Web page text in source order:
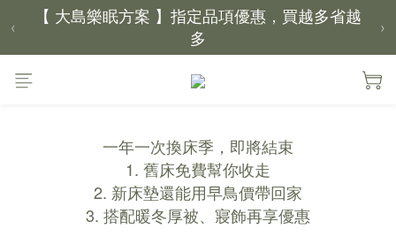
【 大島樂眠方案 】指定品項優惠，買越多省越
多
【新家入厝禮】新家起點，送上祝福
【 涼感家族 】天氣越熱，優惠越多
父親節｜靠山計劃，最高折 $2,500
倒數 2天08小時29分鐘52秒
‹ ›
一年一次換床季，即將結束
1. 舊床免費幫你收走
2. 新床墊還能用早鳥價帶回家
3. 搭配暖冬厚被、寢飾再享優惠